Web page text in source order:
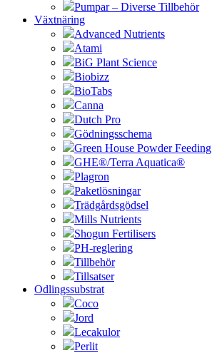
Pumpar – Diverse Tillbehör
Växtnäring
Advanced Nutrients
Atami
BiG Plant Science
Biobizz
BioTabs
Canna
Dutch Pro
Gödningsschema
Green House Powder Feeding
GHE®/Terra Aquatica®
Plagron
Paketlösningar
Trädgårdsgödsel
Mills Nutrients
Shogun Fertilisers
PH-reglering
Tillbehör
Tillsatser
Odlingssubstrat
Coco
Jord
Lecakulor
Perlit